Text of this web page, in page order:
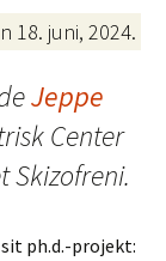
18. juni, 2024.
Jeppe
Center
Skizofreni.
ph.d.-projekt: